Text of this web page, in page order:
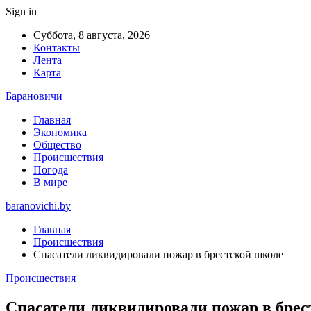
Sign in
Суббота, 8 августа, 2026
Контакты
Лента
Карта
Барановичи
Главная
Экономика
Общество
Происшествия
Погода
В мире
baranovichi.by
Главная
Происшествия
Спасатели ликвидировали пожар в брестской школе
Происшествия